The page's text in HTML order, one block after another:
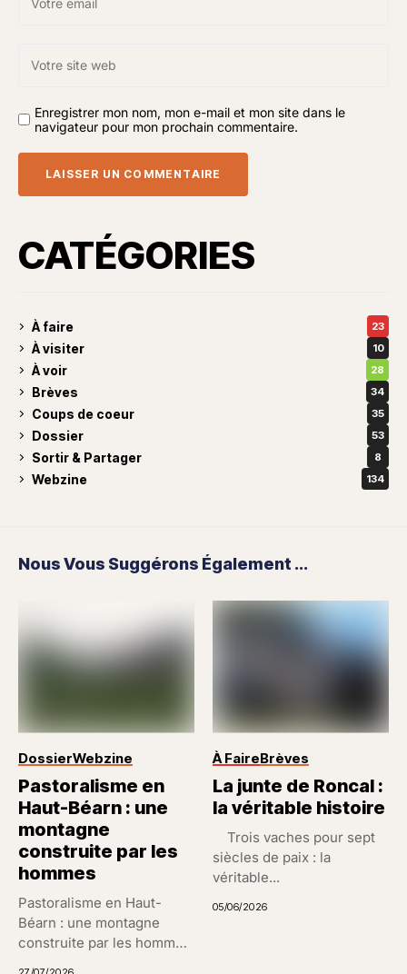
Enregistrer mon nom, mon e-mail et mon site dans le
navigateur pour mon prochain commentaire.
CATÉGORIES
À faire 23
À visiter 10
À voir 28
Brèves 34
Coups de coeur 35
Dossier 53
Sortir & Partager 8
Webzine 134
Nous Vous Suggérons Également ...
DossierWebzine
Pastoralisme en
Haut-Béarn : une
montagne
construite par les
hommes
Pastoralisme en Haut-
Béarn : une montagne
construite par les hommes
À FaireBrèves
La junte de Roncal :
la véritable histoire
Trois vaches pour sept
siècles de paix : la
véritable...
05/06/2026